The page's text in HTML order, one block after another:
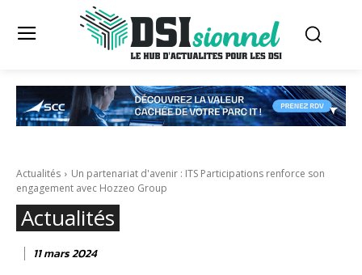
Actualités
Un partenariat d'avenir : ITS Participations renforce son
engagement avec Hozzeo Group
Actualités
11 mars 2024